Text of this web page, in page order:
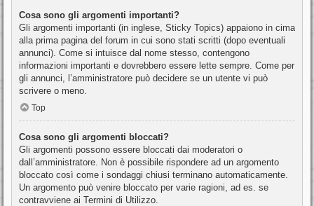
Cosa sono gli argomenti importanti?
Gli argomenti importanti (in inglese, Sticky Topics) appaiono in cima
alla prima pagina del forum in cui sono stati scritti (dopo eventuali
annunci). Come si intuisce dal nome stesso, contengono
informazioni importanti e dovrebbero essere lette sempre. Come per
gli annunci, l’amministratore può decidere se un utente vi può
scrivere o meno.
Top
Cosa sono gli argomenti bloccati?
Gli argomenti possono essere bloccati dai moderatori o
dall’amministratore. Non è possibile rispondere ad un argomento
bloccato così come i sondaggi chiusi terminano automaticamente.
Un argomento può venire bloccato per varie ragioni, ad es. se
contravviene ai Termini di Utilizzo.